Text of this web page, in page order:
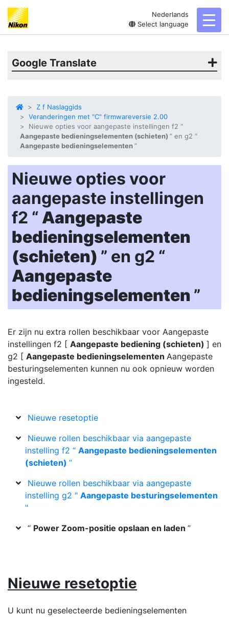
Nederlands
Select language
Google Translate
Z f Naslaggids
Veranderingen met "C" firmwareversie 2.00
Nieuwe opties voor aangepaste instellingen f2 “
Aangepaste bedieningselementen (schieten) ” en g2 “
Aangepaste bedieningselementen”
Nieuwe opties voor
aangepaste instellingen
f2 “Aangepaste
bedieningselementen
(schieten) ” en g2 “
Aangepaste
bedieningselementen ”
Er zijn nu extra rollen beschikbaar voor Aangepaste
instellingen f2 [ Aangepaste bediening (schieten) ] en
g2 [ Aangepaste bedieningselementen Aangepaste
besturingselementen kunnen nu ook opnieuw worden
ingesteld.
Nieuwe resetoptie
Nieuwe rollen beschikbaar via aangepaste
instelling f2 “ Aangepaste bedieningselementen
(schieten) ”
Nieuwe rollen beschikbaar via aangepaste
instelling g2 " Aangepaste besturingselementen
"
“ Power Zoom-positie opslaan en laden ”
Nieuwe resetoptie
U kunt nu geselecteerde bedieningselementen